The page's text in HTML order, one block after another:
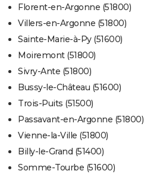
Florent-en-Argonne (51800)
Villers-en-Argonne (51800)
Sainte-Marie-à-Py (51600)
Moiremont (51800)
Sivry-Ante (51800)
Bussy-le-Château (51600)
Trois-Puits (51500)
Passavant-en-Argonne (51800)
Vienne-la-Ville (51800)
Billy-le-Grand (51400)
Somme-Tourbe (51600)